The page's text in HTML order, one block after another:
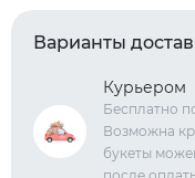
Варианты
Курьером
Бесплатно
Возможна
букеты